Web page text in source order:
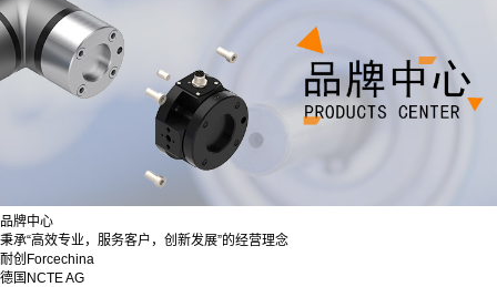
品牌中心
秉承“高效专业，服务客户，创新发展”的经营理念
耐创Forcechina
德国NCTE AG